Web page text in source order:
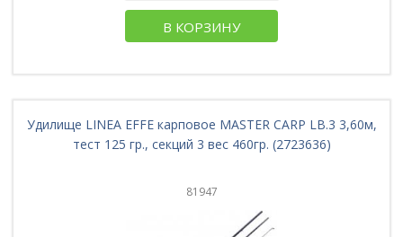
В КОРЗИНУ
Удилище LINEA EFFE карповое MASTER CARP LB.3 3,60м,
тест 125 гр., секций 3 вес 460гр. (2723636)
81947